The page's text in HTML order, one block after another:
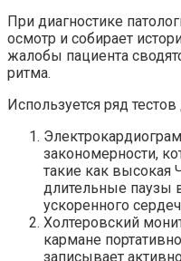
При диагностике
осмотр и собирает
жалобы пациента
ритма.
Используется ряд
закономерности,
такие как высокая
длительные паузы
ускоренного
Холтеровский
кармане
записывает